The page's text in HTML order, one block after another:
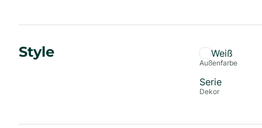
Style Weiß
Außenfarbe
Serie
Dekor